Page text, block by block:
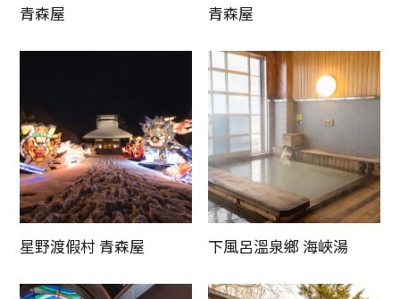
青森屋 青森屋
星野渡假村 青森屋 下風呂溫泉鄉 海峽湯